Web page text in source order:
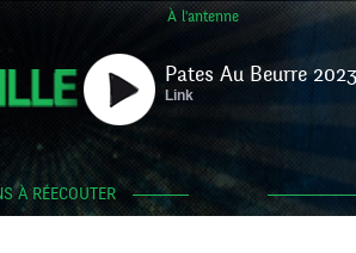
À l'antenne
Pates Au Beurre
Link
À RÉECOUTER